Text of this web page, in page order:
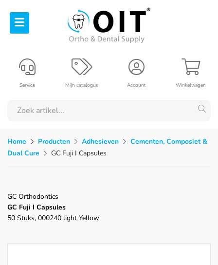
Winkelwagen
Account
Mijn catalogus
Service
Home Producten Adhesieven
Cementen, Composiet &
Dual Cure
GC Fuji I Capsules
GC Orthodontics
GC Fuji I Capsules
50 Stuks, 000240 light Yellow